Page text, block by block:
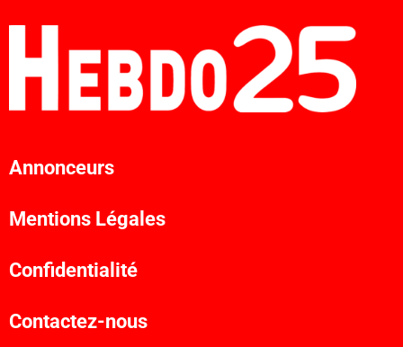
Annonceurs
Mentions Légales
Confidentialité
Contactez-nous